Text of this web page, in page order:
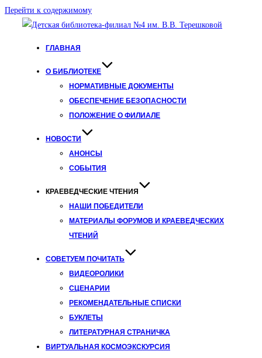
Перейти к содержимому
ГЛАВНАЯ
О БИБЛИОТЕКЕ
НОРМАТИВНЫЕ ДОКУМЕНТЫ
ОБЕСПЕЧЕНИЕ БЕЗОПАСНОСТИ
ПОЛОЖЕНИЕ О ФИЛИАЛЕ
НОВОСТИ
АНОНСЫ
СОБЫТИЯ
КРАЕВЕДЧЕСКИЕ ЧТЕНИЯ
НАШИ ПОБЕДИТЕЛИ
МАТЕРИАЛЫ ФОРУМОВ И КРАЕВЕДЧЕСКИХ
ЧТЕНИЙ
СОВЕТУЕМ ПОЧИТАТЬ
ВИДЕОРОЛИКИ
СЦЕНАРИИ
РЕКОМЕНДАТЕЛЬНЫЕ СПИСКИ
БУКЛЕТЫ
ЛИТЕРАТУРНАЯ СТРАНИЧКА
ВИРТУАЛЬНАЯ КОСМОЭКСКУРСИЯ